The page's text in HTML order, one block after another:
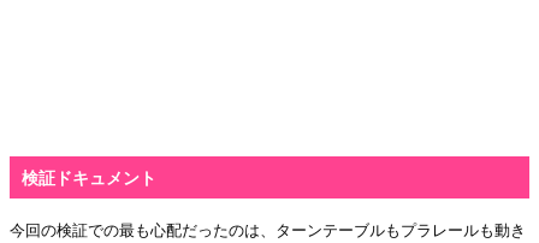
検証ドキュメント
今回の検証での最も心配だったのは、ターンテーブルもプラレールも動き